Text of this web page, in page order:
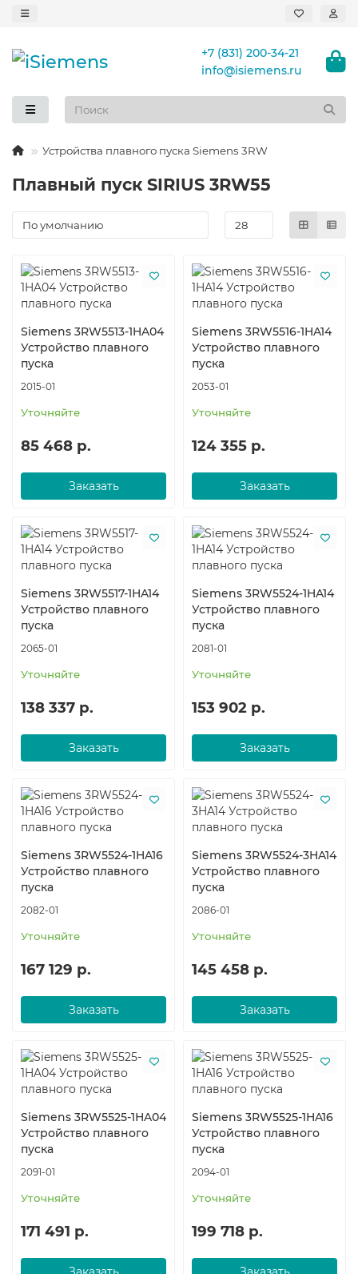
+7 (831) 200-34-21
info@isiemens.ru
Устройства плавного пуска Siemens 3RW
Плавный пуск SIRIUS 3RW55
Siemens 3RW5513-1HA04
Устройство плавного
пуска
2015-01
Уточняйте
85 468 р.
Заказать
Siemens 3RW5516-1HA14
Устройство плавного
пуска
2053-01
Уточняйте
124 355 р.
Заказать
Siemens 3RW5517-1HA14
Устройство плавного
пуска
2065-01
Уточняйте
138 337 р.
Заказать
Siemens 3RW5524-1HA14
Устройство плавного
пуска
2081-01
Уточняйте
153 902 р.
Заказать
Siemens 3RW5524-1HA16
Устройство плавного
пуска
2082-01
Уточняйте
167 129 р.
Заказать
Siemens 3RW5524-3HA14
Устройство плавного
пуска
2086-01
Уточняйте
145 458 р.
Заказать
Siemens 3RW5525-1HA04
Устройство плавного
пуска
2091-01
Уточняйте
171 491 р.
Siemens 3RW5525-1HA16
Устройство плавного
пуска
2094-01
Уточняйте
199 718 р.